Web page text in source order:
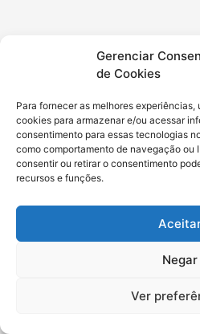
Gerenciar
de Cookies
Para fornecer as melhores
cookies para armazenar e/ou acessar
consentimento para essas tecnologias
como comportamento de navegação ou
consentir ou retirar o consentimento
recursos e funções.
Negar
Ver